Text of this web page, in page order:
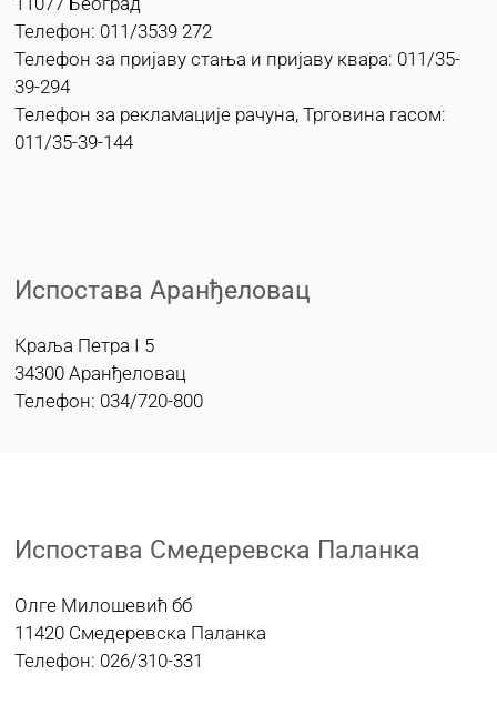
Телефон: 011/3539 272
Телефон за пријаву стања и пријаву квара: 011/35-
39-294
Телефон за рекламације рачуна, Трговина гасом:
011/35-39-144
Испостава Аранђеловац
Краља Петра I 5
34300 Аранђеловац
Телефон: 034/720-800
Испостава Смедеревска Паланка
Олге Милошевић бб
11420 Смедеревска Паланка
Телефон: 026/310-331